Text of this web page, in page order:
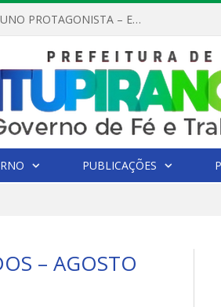
REGULAMENTO OFICIAL DO PRÊMIO ALUNO PROTAGONISTA – EDIÇÃO 2026
PUBLICAÇÕES
– AGOSTO